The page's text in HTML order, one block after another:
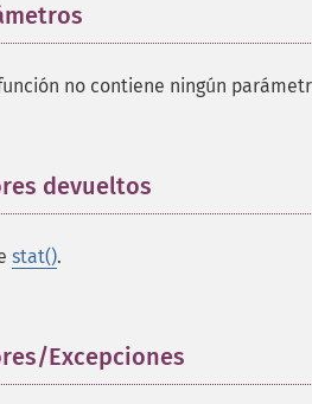
no contiene ningún
devueltos
stat().
Excepciones